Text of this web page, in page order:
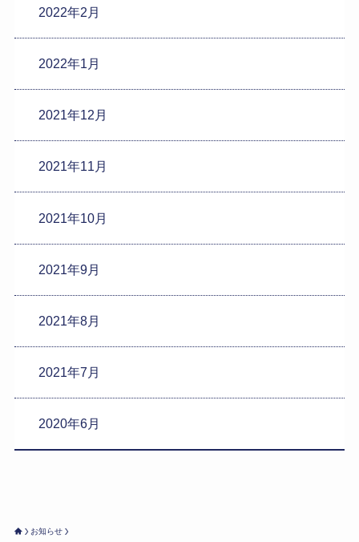
2022年2月
2022年1月
2021年12月
2021年11月
2021年10月
2021年9月
2021年8月
2021年7月
2020年6月
お知らせ